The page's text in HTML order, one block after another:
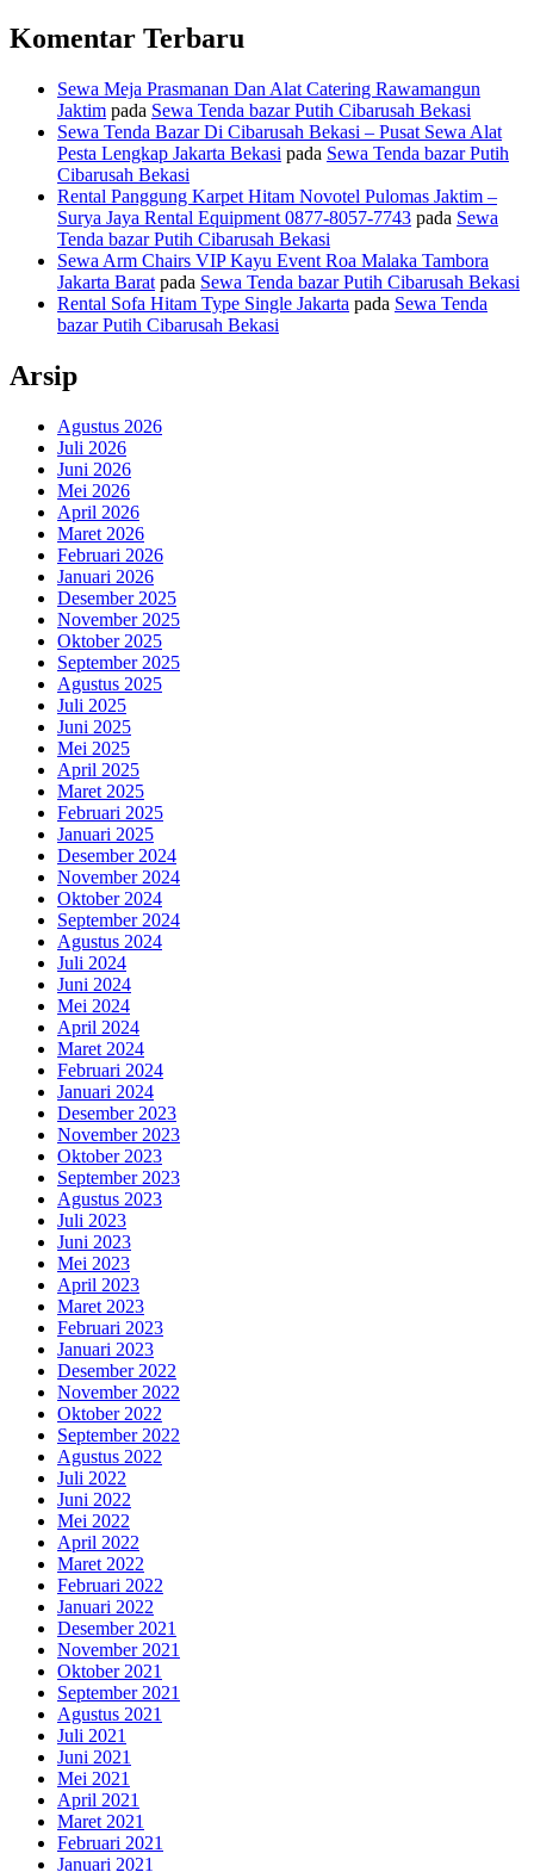
Komentar Terbaru
Sewa Meja Prasmanan Dan Alat Catering Rawamangun
Jaktim pada Sewa Tenda bazar Putih Cibarusah Bekasi
Sewa Tenda Bazar Di Cibarusah Bekasi – Pusat Sewa Alat
Pesta Lengkap Jakarta Bekasi pada Sewa Tenda bazar Putih
Cibarusah Bekasi
Rental Panggung Karpet Hitam Novotel Pulomas Jaktim –
Surya Jaya Rental Equipment 0877-8057-7743 pada Sewa
Tenda bazar Putih Cibarusah Bekasi
Sewa Arm Chairs VIP Kayu Event Roa Malaka Tambora
Jakarta Barat pada Sewa Tenda bazar Putih Cibarusah Bekasi
Rental Sofa Hitam Type Single Jakarta pada Sewa Tenda
bazar Putih Cibarusah Bekasi
Arsip
Agustus 2026
Juli 2026
Juni 2026
Mei 2026
April 2026
Maret 2026
Februari 2026
Januari 2026
Desember 2025
November 2025
Oktober 2025
September 2025
Agustus 2025
Juli 2025
Juni 2025
Mei 2025
April 2025
Maret 2025
Februari 2025
Januari 2025
Desember 2024
November 2024
Oktober 2024
September 2024
Agustus 2024
Juli 2024
Juni 2024
Mei 2024
April 2024
Maret 2024
Februari 2024
Januari 2024
Desember 2023
November 2023
Oktober 2023
September 2023
Agustus 2023
Juli 2023
Juni 2023
Mei 2023
April 2023
Maret 2023
Februari 2023
Januari 2023
Desember 2022
November 2022
Oktober 2022
September 2022
Agustus 2022
Juli 2022
Juni 2022
Mei 2022
April 2022
Maret 2022
Februari 2022
Januari 2022
Desember 2021
November 2021
Oktober 2021
September 2021
Agustus 2021
Juli 2021
Juni 2021
Mei 2021
April 2021
Maret 2021
Februari 2021
Januari 2021